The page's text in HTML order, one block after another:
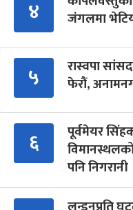
४
जंगलमा
५
रास्वपा
फेरौं,
६
पूर्वमेयर
पनि निगरानी